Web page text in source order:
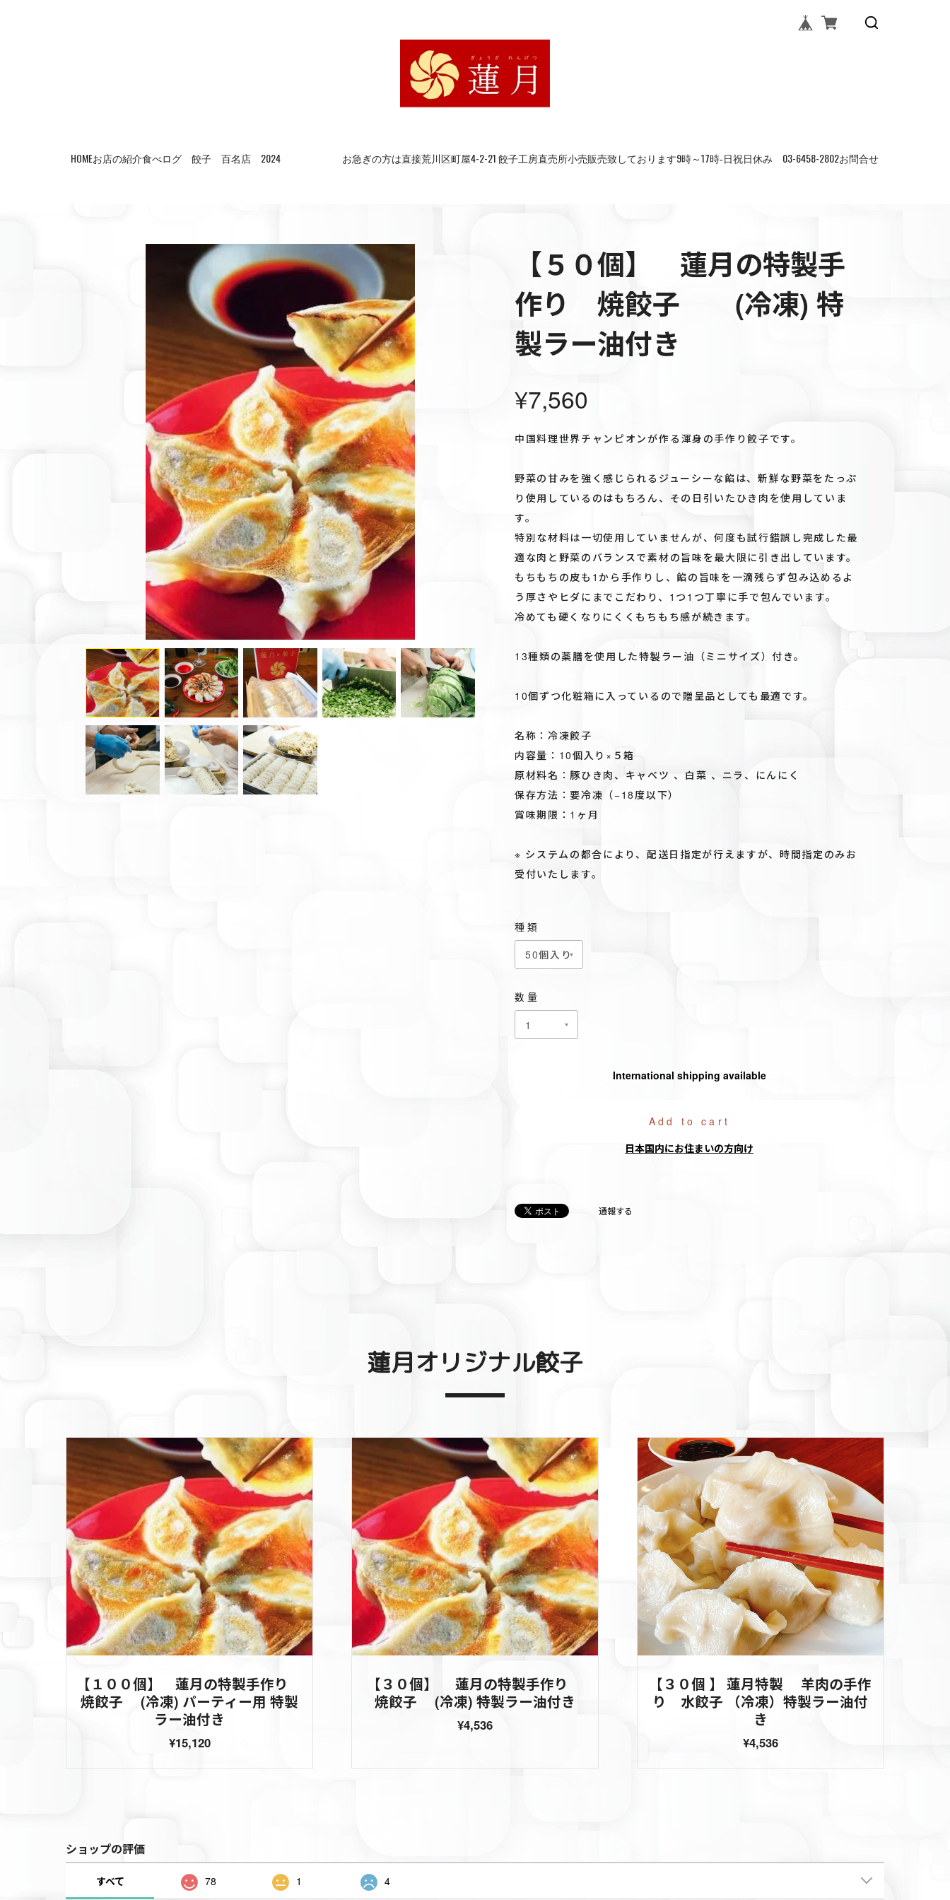
HOMEお店の紹介食べログ 餃子 百名店 2024 お急ぎの方は直接荒川区町屋4-2-21 餃子工房直売所小売販売致しております9時～17時‐日祝日休み 03-6458-2802お問合せ
【５０個】 蓮月の特製手
作り 焼餃子 (冷凍) 特
製ラー油付き
¥7,560
中国料理世界チャンピオンが作る渾身の手作り餃子です。
野菜の甘みを強く感じられるジューシーな餡は、新鮮な野菜をたっぷ
り使用しているのはもちろん、その日引いたひき肉を使用していま
す。
特別な材料は一切使用していませんが、何度も試行錯誤し完成した最
適な肉と野菜のバランスで素材の旨味を最大限に引き出しています。
もちもちの皮も1から手作りし、餡の旨味を一滴残らず包み込めるよ
う厚さやヒダにまでこだわり、1つ1つ丁寧に手で包んでいます。
冷めても硬くなりにくくもちもち感が続きます。
13種類の薬膳を使用した特製ラー油（ミニサイズ）付き。
10個ずつ化粧箱に入っているので贈呈品としても最適です。
名称：冷凍餃子
内容量：10個入り×５箱
原材料名：豚ひき肉、キャベツ 、白菜 、ニラ、にんにく
保存方法：要冷凍（−18度以下）
賞味期限：1ヶ月
※ システムの都合により、配送日指定が行えますが、時間指定のみお
受付いたします。
種類
数量
International shipping available
Add to cart
日本国内にお住まいの方向け
通報する
蓮月オリジナル餃子
【１００個】 蓮月の特製手作り
焼餃子 (冷凍) パーティー用 特製
ラー油付き
¥15,120
【３０個】 蓮月の特製手作り
焼餃子 (冷凍) 特製ラー油付き
¥4,536
【３０個 】 蓮月特製 羊肉の手作
り 水餃子 （冷凍）特製ラー油付
き
¥4,536
ショップの評価
すべて 78 1 4